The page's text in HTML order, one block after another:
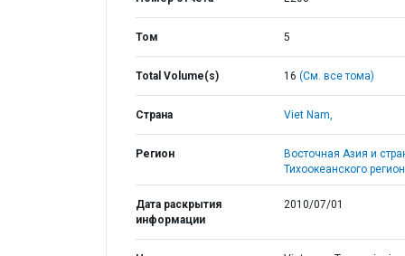
Том 5
Total Volume(s) 16 (См. все тома)
Страна Viet Nam,
Регион
Восточная Азия и
Тихоокеанского
Дата раскрытия
информации
2010/07/01